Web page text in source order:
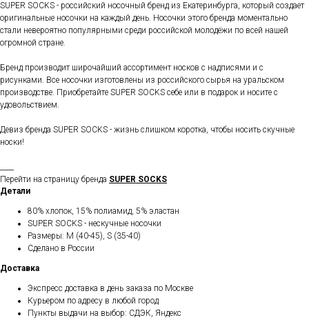
SUPER SOCKS - российский носочный бренд из Екатеринбурга, который создает
оригинальные носочки на каждый день. Носочки этого бренда моментально
стали невероятно популярными среди российской молодёжи по всей нашей
огромной стране.
Бренд производит широчайший ассортимент носков с надписями и с
рисунками. Все носочки изготовлены из российского сырья на уральском
производстве. Приобретайте SUPER SOCKS себе или в подарок и носите с
удовольствием.
Девиз бренда SUPER SOCKS - жизнь слишком коротка, чтобы носить скучные
носки!
Перейти на страницу бренда SUPER SOCKS
Детали
80% хлопок, 15% полиамид, 5% эластан
SUPER SOCKS - нескучные носочки
Размеры: M (40-45), S (35-40)
Сделано в России
Доставка
Экспресс доставка в день заказа по Москве
Курьером по адресу в любой город
Пункты выдачи на выбор: СДЭК, Яндекс